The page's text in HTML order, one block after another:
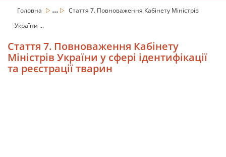
Головна ...
Стаття 7. Повноваження Кабінету Міністрів
України ...
Стаття 7. Повноваження Кабінету
Міністрів України у сфері ідентифікації
та реєстрації тварин